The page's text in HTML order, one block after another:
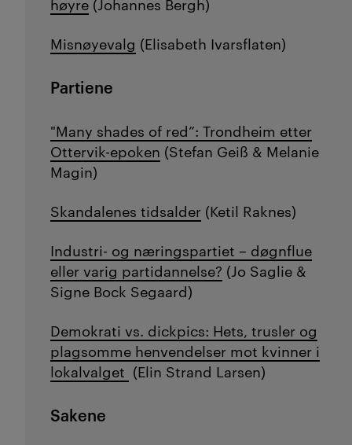
Misnøyevalg (Elisabeth Ivarsflaten)
Partiene
"Many shades of red”: Trondheim etter
Ottervik-epoken (Stefan Geiß & Melanie
Magin)
Skandalenes tidsalder (Ketil Raknes)
Industri- og næringspartiet – døgnflue
eller varig partidannelse? (Jo Saglie &
Signe Bock Segaard)
Demokrati vs. dickpics: Hets, trusler og
plagsomme henvendelser mot kvinner i
lokalvalget (Elin Strand Larsen)
Sakene